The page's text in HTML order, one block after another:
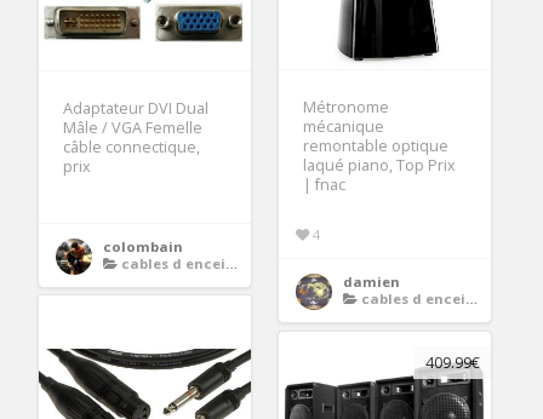
Métronome
mécanique
remontable optique
laqué piano, Top Prix
| fnac
4
damien
cables d enceintes
Adaptateur DVI Dual
Mâle / VGA Femelle
câble connectique,
prix
colombain
cables d enceintes
409.99€